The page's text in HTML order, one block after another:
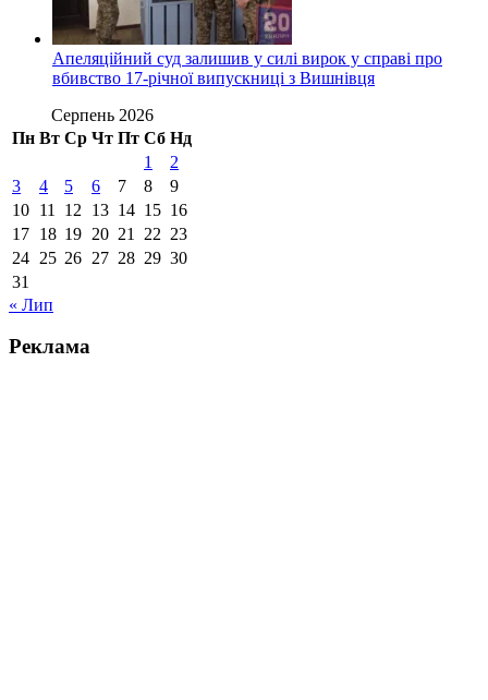
Апеляційний суд залишив у силі вирок у справі про
вбивство 17-річної випускниці з Вишнівця
Серпень 2026
Пн Вт Ср Чт Пт Сб Нд
1
2
3
4 5 6 7 8
9
10 11 12 13 14 15 16
17 18 19 20 21 22 23
24 25 26 27 28 29 30
31
« Лип
Реклама